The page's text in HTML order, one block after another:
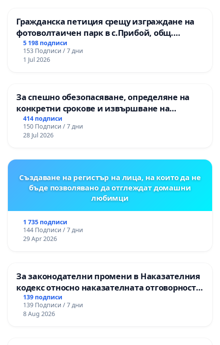
Гражданска петиция срещу изграждане на
фотоволтаичен парк в с.Прибой, общ.
Радомир
5 198 подписи
153 Подписи / 7 дни
1 Jul 2026
За спешно обезопасяване, определяне на
конкретни срокове и извършване на
цялостна рехабилитация на
републиканския път между пътен възел АМ
„Тракия“ - гр. Ихтиман - с. Мирово - к.к.
414 подписи
150 Подписи / 7 дни
28 Jul 2026
Създаване на регистър на лица, на които да не
бъде позволявано да отглеждат домашни
любимци
1 735 подписи
144 Подписи / 7 дни
29 Apr 2026
За законодателни промени в Наказателния
кодекс относно наказателната отговорност
на непълнолетните при особено тежки
умишлени престъпления
139 подписи
139 Подписи / 7 дни
8 Aug 2026